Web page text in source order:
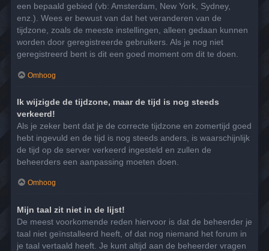
een bepaald gebied (vb: Amsterdam, New York, Sydney,
enz.). Wees er bewust van dat het veranderen van de
tijdzone, zoals de meeste instellingen, alleen gedaan kunnen
worden door geregistreerde gebruikers. Als je nog niet
geregistreerd bent is dit een goed moment om dit te doen.
Omhoog
Ik wijzigde de tijdzone, maar de tijd is nog steeds
verkeerd!
Als je zeker bent dat je de correcte tijdzone en zomertijd goed
hebt ingevuld en de tijd is nog steeds anders, is waarschijnlijk
de tijd op de server verkeerd ingesteld en zullen de
beheerders een aanpassing moeten doen.
Omhoog
Mijn taal zit niet in de lijst!
De meest voorkomende reden hiervoor is dat de beheerder je
taal niet geïnstalleerd heeft, of dat nog niemand het forum in
je taal vertaald heeft. Je kunt altijd aan de beheerder vragen